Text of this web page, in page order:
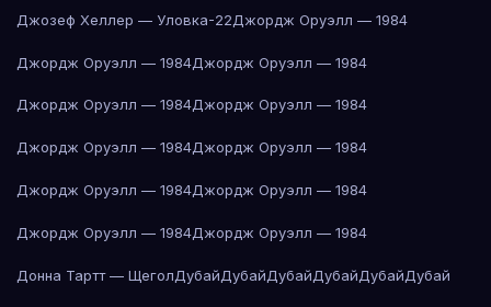
Джозеф Хеллер — Уловка-22Джордж Оруэлл — 1984
Джордж Оруэлл — 1984Джордж Оруэлл — 1984
Джордж Оруэлл — 1984Джордж Оруэлл — 1984
Джордж Оруэлл — 1984Джордж Оруэлл — 1984
Джордж Оруэлл — 1984Джордж Оруэлл — 1984
Джордж Оруэлл — 1984Джордж Оруэлл — 1984
Донна Тартт — ЩеголДубайДубайДубайДубайДубайДубай